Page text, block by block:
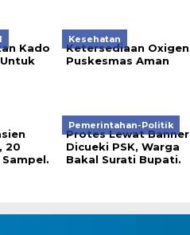
Kado
Kesehatan
Ketersediaan Oxigen
Puskesmas Aman
20
Pemerintahan-Politik
Protes Lewat Banner
Dicueki PSK, Warga
Bakal Surati Bupati.